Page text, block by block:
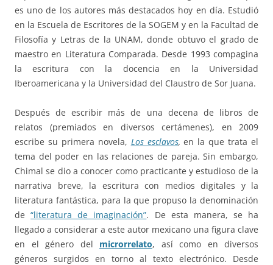
es uno de los autores más destacados hoy en día. Estudió
en la Escuela de Escritores de la SOGEM y en la Facultad de
Filosofía y Letras de la UNAM, donde obtuvo el grado de
maestro en Literatura Comparada. Desde 1993 compagina
la escritura con la docencia en la Universidad
Iberoamericana y la Universidad del Claustro de Sor Juana.
Después de escribir más de una decena de libros de
relatos (premiados en diversos certámenes), en 2009
escribe su primera novela, Los esclavos, en la que trata el
tema del poder en las relaciones de pareja. Sin embargo,
Chimal se dio a conocer como practicante y estudioso de la
narrativa breve, la escritura con medios digitales y la
literatura fantástica, para la que propuso la denominación
de“literatura de imaginación”. De esta manera, se ha
llegado a considerar a este autor mexicano una figura clave
en el género del microrrelato, así como en diversos
géneros surgidos en torno al texto electrónico. Desde